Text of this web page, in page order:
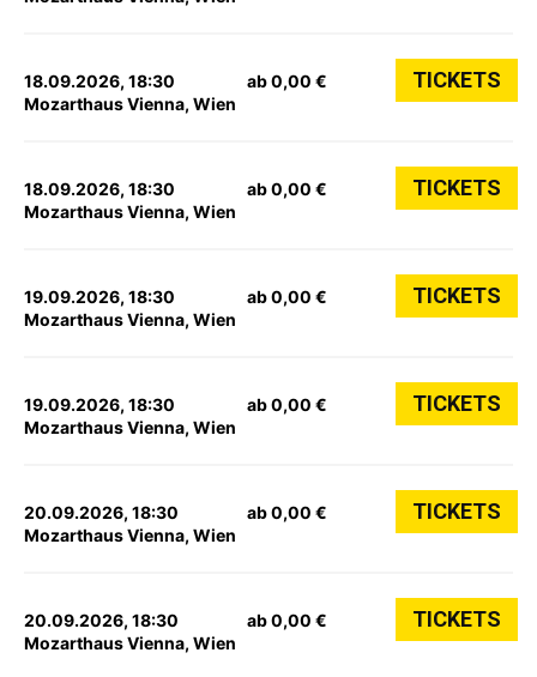
18.09.2026, 18:30
Mozarthaus Vienna, Wien
ab 0,00 € TICKETS
18.09.2026, 18:30
Mozarthaus Vienna, Wien
ab 0,00 € TICKETS
19.09.2026, 18:30
Mozarthaus Vienna, Wien
ab 0,00 € TICKETS
19.09.2026, 18:30
Mozarthaus Vienna, Wien
ab 0,00 € TICKETS
20.09.2026, 18:30
Mozarthaus Vienna, Wien
ab 0,00 € TICKETS
20.09.2026, 18:30
Mozarthaus Vienna, Wien
ab 0,00 € TICKETS